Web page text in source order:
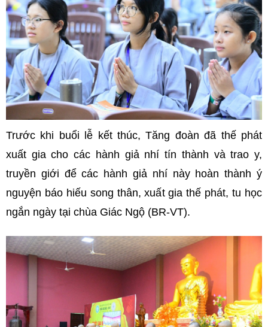
Trước khi buổi lễ kết thúc, Tăng đoàn đã thế phát
xuất gia cho các hành giả nhí tín thành và trao y,
truyền giới để các hành giả nhí này hoàn thành ý
nguyện báo hiếu song thân, xuất gia thế phát, tu học
ngắn ngày tại chùa Giác Ngộ (BR-VT).